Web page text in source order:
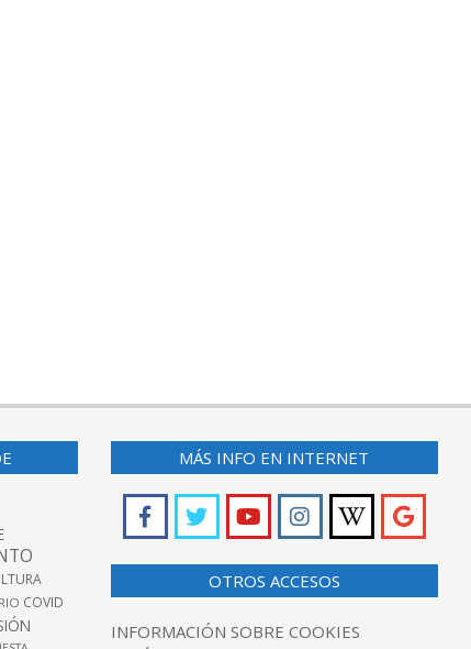
COVID
MÁS INFO EN INTERNET
OTROS ACCESOS
INFORMACIÓN SOBRE COOKIES